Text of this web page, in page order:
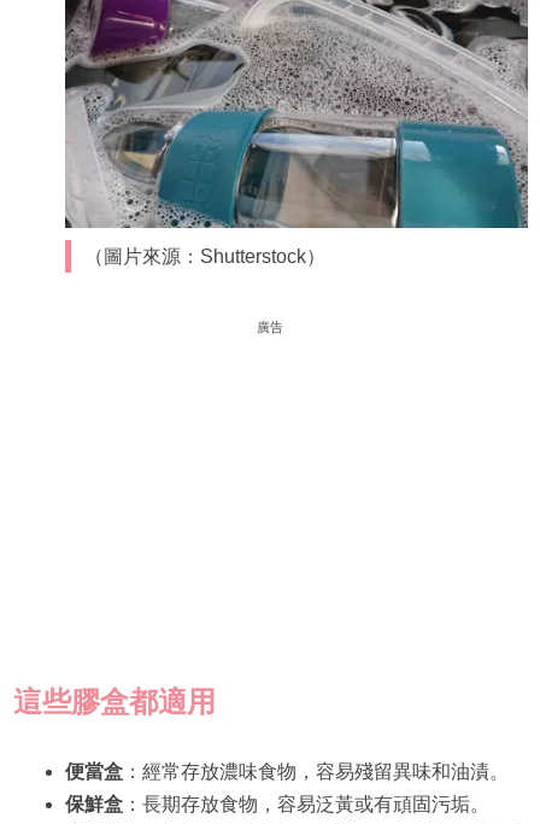
（圖片來源：Shutterstock）
廣告
這些膠盒都適用
便當盒：經常存放濃味食物，容易殘留異味和油漬。
保鮮盒：長期存放食物，容易泛黃或有頑固污垢。